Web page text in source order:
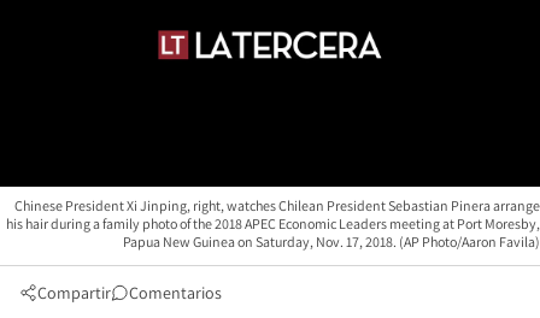
Chinese President Xi Jinping, right, watches Chilean President Sebastian Pinera arrange
his hair during a family photo of the 2018 APEC Economic Leaders meeting at Port Moresby,
Papua New Guinea on Saturday, Nov. 17, 2018. (AP Photo/Aaron Favila)
Compartir Comentarios